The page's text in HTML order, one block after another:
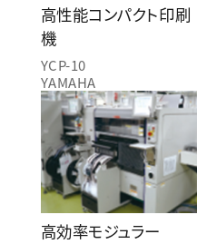
高性能コンパクト印刷
機
YCP-10
YAMAHA
高効率モジュラー